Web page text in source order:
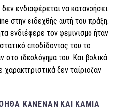
ενδιαφέρεται να κατανοήσει
στην ειδεχθής αυτή του πράξη.
ενδιέφερε τον φεμινισμό ήταν
αποδίδοντας του τα
στο ιδεολόγημα του. Και βολικά
δεν ταίριαζαν
ΚΑΝΈΝΑΝ ΚΑΙ ΚΑΜΊΑ